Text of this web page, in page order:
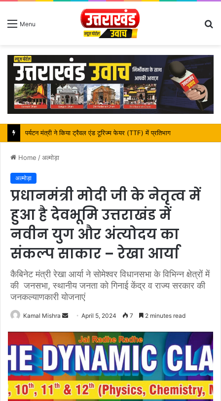
Menu
महापौर शंभू पासवान के जन्मदिवस पर क्षेत्र में विकास की सौगात
Home /अल्मोड़ा
अल्मोड़ा
प्रधानमंत्री मोदी जी के नेतृत्व में
हुआ है देवभूमि उत्तराखंड में
नवीन युग और अंत्योदय का
संकल्प साकार – रेखा आर्या
कैबिनेट मंत्री रेखा आर्या ने सोमेश्वर विधानसभा के विभिन्न क्षेत्रों में
की जनसभा, स्थानीय जनता को गिनाई केंद्र व राज्य सरकार की
जनकल्याणकारी योजनाएं
Kamal Mishra
Send
email
April 5, 2024 7 2 minutes read